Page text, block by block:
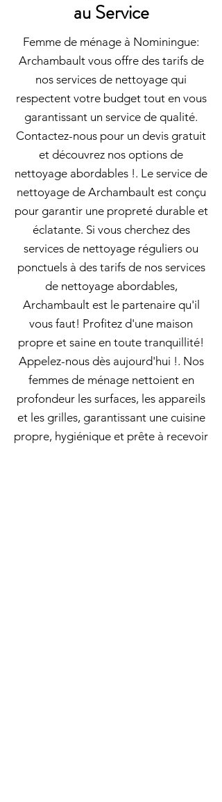
au Service
Femme de ménage à Nominingue:
Archambault vous offre des tarifs de
nos services de nettoyage qui
respectent votre budget tout en vous
garantissant un service de qualité.
Contactez-nous pour un devis gratuit
et découvrez nos options de
nettoyage abordables !. Le service de
nettoyage de Archambault est conçu
pour garantir une propreté durable et
éclatante. Si vous cherchez des
services de nettoyage réguliers ou
ponctuels à des tarifs de nos services
de nettoyage abordables,
Archambault est le partenaire qu'il
vous faut! Profitez d'une maison
propre et saine en toute tranquillité!
Appelez-nous dès aujourd'hui !. Nos
femmes de ménage nettoient en
profondeur les surfaces, les appareils
et les grilles, garantissant une cuisine
propre, hygiénique et prête à recevoir